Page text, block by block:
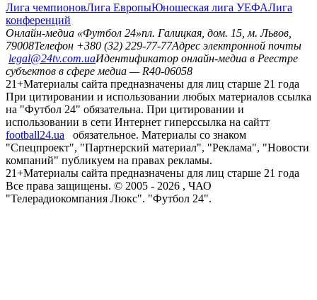
Лига чемпионовЛига ЕвропыЮношеская лига УЕФАЛига
конференций
Онлайн-медиа «Футбол 24»пл. Галицкая, дом. 15, м. Львов,
79008Телефон +380 (32) 229-77-77Адрес электронной почты
legal@24tv.com.uaИдентификатор онлайн-медиа в Реестре
субъектов в сфере медиа — R40-06058
21+Материалы сайта предназначены для лиц старше 21 года
При цитировании и использовании любых материалов ссылка
на "Футбол 24" обязательна. При цитировании и
использовании в сети Интернет гиперссылка на сайтт
football24.ua
обязательное. Материалы со знаком
"Спецпроект", "Партнерский материал", "Реклама", "Новости
компаний" публикуем на правах рекламы.
21+Материалы сайта предназначены для лиц старше 21 года
Все права защищены. © 2005 - 2026 , ЧАО
"Телерадиокомпания Люкс". "Футбол 24".